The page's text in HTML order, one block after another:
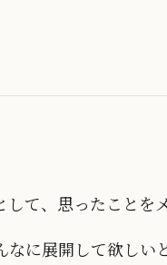
て、思ったことをメ
に展開して欲しい